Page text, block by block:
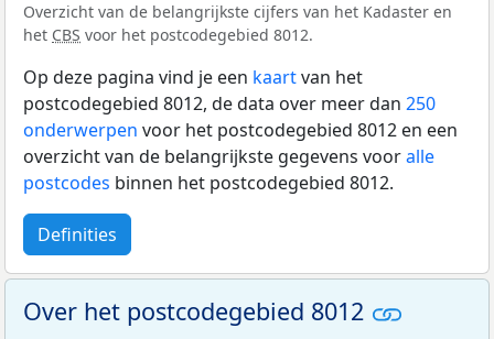
Overzicht van de belangrijkste cijfers van het Kadaster en
het CBS voor het postcodegebied 8012.
Op deze pagina vind je een kaartvan het
postcodegebied 8012, de data over meer dan 250
onderwerpen voor het postcodegebied 8012 en een
overzicht van de belangrijkste gegevens vooralle
postcodes binnen het postcodegebied 8012.
Definities
Over het postcodegebied 8012